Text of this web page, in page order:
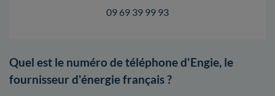
09 69 39 99 93
Quel est le numéro de téléphone d'Engie, le
fournisseur d'énergie français ?